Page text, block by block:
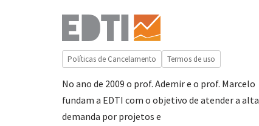
Políticas de Cancelamento Termos de uso
No ano de 2009 o prof. Ademir e o prof. Marcelo
fundam a EDTI com o objetivo de atender a alta
demanda por projetos e